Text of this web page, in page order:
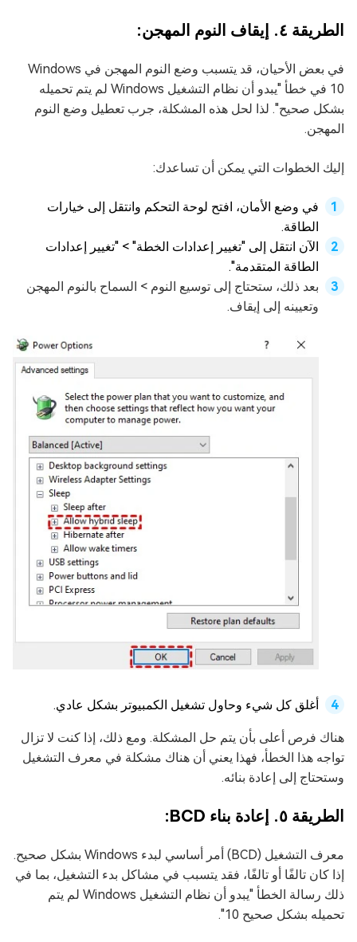
الطريقة ٤. إيقاف النوم المهجن:
في بعض الأحيان، قد يتسبب وضع النوم المهجن في Windows
10 في خطأ "يبدو أن نظام التشغيل Windows لم يتم تحميله
بشكل صحيح". لذا لحل هذه المشكلة، جرب تعطيل وضع النوم
المهجن.
إليك الخطوات التي يمكن أن تساعدك:
في وضع الأمان، افتح لوحة التحكم وانتقل إلى خيارات
الطاقة.
الآن انتقل إلى "تغيير إعدادات الخطة" > "تغيير إعدادات
الطاقة المتقدمة".
بعد ذلك، ستحتاج إلى توسيع النوم > السماح بالنوم المهجن
وتعيينه إلى إيقاف.
أغلق كل شيء وحاول تشغيل الكمبيوتر بشكل عادي.
هناك فرص أعلى بأن يتم حل المشكلة. ومع ذلك، إذا كنت لا تزال
تواجه هذا الخطأ، فهذا يعني أن هناك مشكلة في معرف التشغيل
وستحتاج إلى إعادة بنائه.
الطريقة ٥. إعادة بناء BCD:
معرف التشغيل (BCD) أمر أساسي لبدء Windows بشكل صحيح.
إذا كان تالفًا أو تالفًا، فقد يتسبب في مشاكل بدء التشغيل، بما في
ذلك رسالة الخطأ "يبدو أن نظام التشغيل Windows لم يتم
تحميله بشكل صحيح 10".